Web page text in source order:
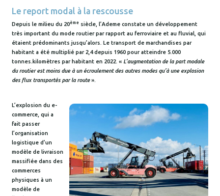
Le report modal à la rescousse
Depuis le milieu du 20ème siècle, l’Ademe constate un développement
très important du mode routier par rapport au ferroviaire et au fluvial, qui
étaient prédominants jusqu’alors. Le transport de marchandises par
habitant a été multiplié par 2,4 depuis 1960 pour atteindre 5.000
tonnes.kilomètres par habitant en 2022. « L’augmentation de la part modale
du routier est moins due à un écroulement des autres modes qu’à une explosion
des flux transportés par la route».
L’explosion du e-
commerce, qui a
fait passer
l’organisation
logistique d’un
modèle de livraison
massifiée dans des
commerces
physiques à un
modèle de